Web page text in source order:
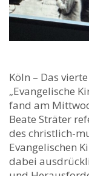
Köln – Das
„Evangelische
fand am
Beate Sträter
des christlich-
Evangelischen
dabei